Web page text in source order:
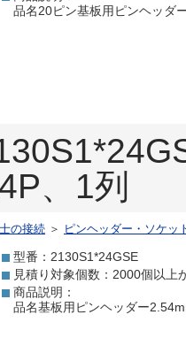
品名20ピン基板用ピンヘッダ
、1列
の接続 ＞ ピンヘッダー・ソケッ
型番：2130S1*24GSE
見積り対象個数：2000個以上
商品説明：
品名基板用ピンヘッダー